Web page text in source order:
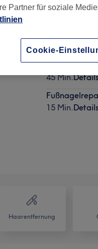
45 Min.
Pediküre mit
45 Min.
15 Min.
Haarentfernung
Partner für soziale
Cookie-